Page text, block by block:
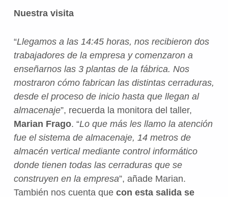
Nuestra visita
“Llegamos a las 14:45 horas, nos recibieron dos
trabajadores de la empresa y comenzaron a
enseñarnos las 3 plantas de la fábrica. Nos
mostraron cómo fabrican las distintas cerraduras,
desde el proceso de inicio hasta que llegan al
almacenaje”, recuerda la monitora del taller,
Marian Frago. “Lo que más les llamo la atención
fue el sistema de almacenaje, 14 metros de
almacén vertical mediante control informático
donde tienen todas las cerraduras que se
construyen en la empresa”, añade Marian.
También nos cuenta que con esta salida se